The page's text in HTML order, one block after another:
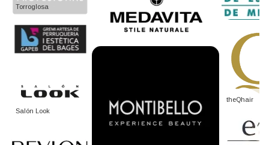
Torroglosa
Salón Look
theQhair